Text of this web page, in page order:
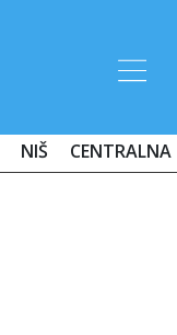
NIŠ CENTRALNA